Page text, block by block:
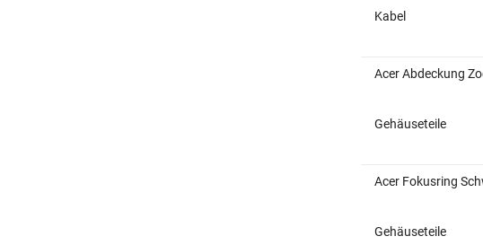
Kabel
Acer Abdeckung
Gehäuseteile
Acer Fokusring
Gehäuseteile